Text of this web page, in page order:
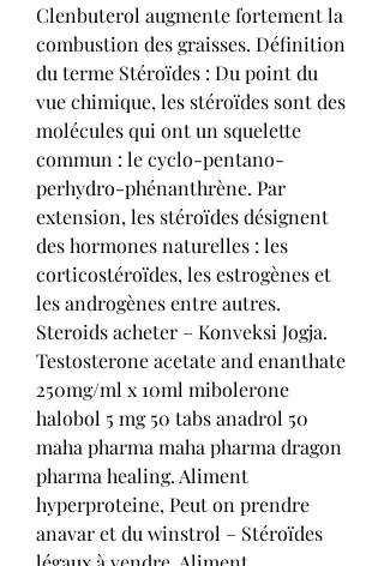
Clenbuterol augmente fortement la
combustion des graisses. Définition
du terme Stéroïdes : Du point du
vue chimique, les stéroïdes sont des
molécules qui ont un squelette
commun : le cyclo-pentano-
perhydro-phénanthrène. Par
extension, les stéroïdes désignent
des hormones naturelles : les
corticostéroïdes, les estrogènes et
les androgènes entre autres.
Steroids acheter – Konveksi Jogja.
Testosterone acetate and enanthate
250mg/ml x 10ml mibolerone
halobol 5 mg 50 tabs anadrol 50
maha pharma maha pharma dragon
pharma healing. Aliment
hyperproteine, Peut on prendre
anavar et du winstrol – Stéroïdes